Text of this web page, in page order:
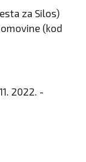
za Silos)
(kod
2022. -